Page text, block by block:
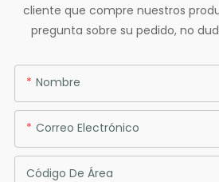
cliente que compre nuestros
pregunta sobre su pedido, no
Nombre
Correo Electrónico
Código De Área